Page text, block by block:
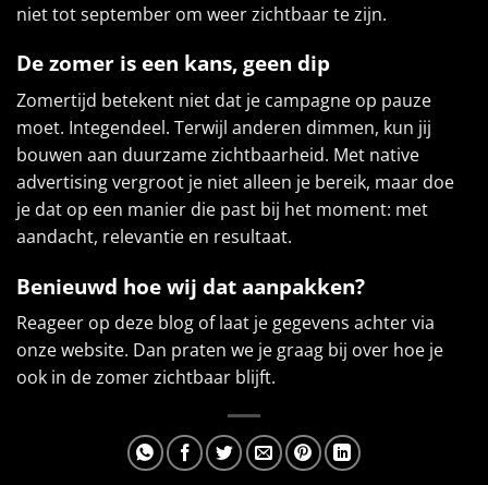
niet tot september om weer zichtbaar te zijn.
De zomer is een kans, geen dip
Zomertijd betekent niet dat je campagne op pauze
moet. Integendeel. Terwijl anderen dimmen, kun jij
bouwen aan duurzame zichtbaarheid. Met native
advertising vergroot je niet alleen je bereik, maar doe
je dat op een manier die past bij het moment: met
aandacht, relevantie en resultaat.
Benieuwd hoe wij dat aanpakken?
Reageer op deze blog of laat je gegevens achter via
onze website. Dan praten we je graag bij over hoe je
ook in de zomer zichtbaar blijft.